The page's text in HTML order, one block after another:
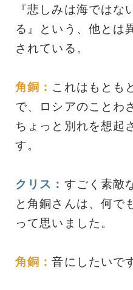
『悲しみは海ではな
る』という、他とは
されている。
角銅： これはもとも
で、ロシアのことわ
ちょっと別れを想起
す。
クリス： すごく素敵
と角銅さんは、何で
って思いました。
角銅：音にしたいで